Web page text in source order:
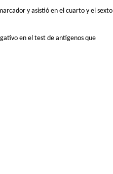
y asistió en el cuarto y el sexto
en el test de antígenos que